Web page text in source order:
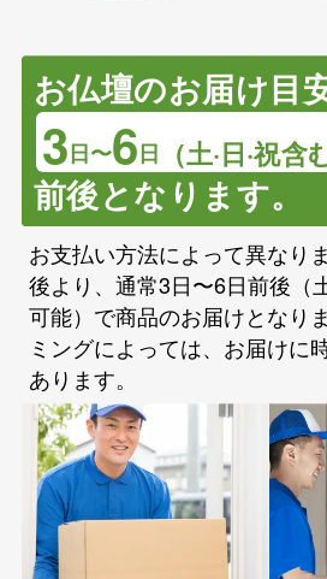
お仏壇のお届け目
3日〜6日 （土·日·祝含
前後となります。
お支払い方法によって異なり
後より、通常3日〜6日前後（
可能）で商品のお届けとなり
ミングによっては、お届けに
あります。